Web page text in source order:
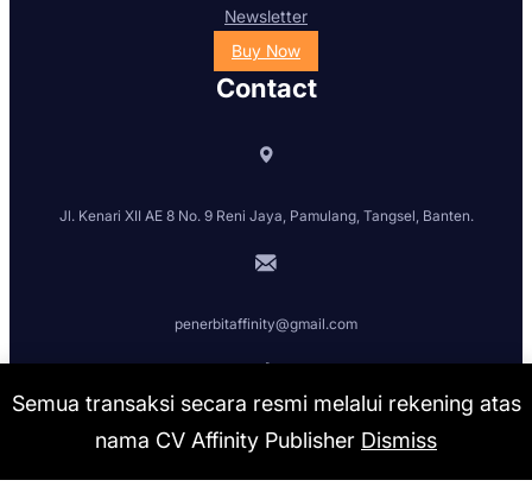
Semua transaksi secara resmi melalui rekening atas
nama CV Affinity Publisher Dismiss
Newsletter
Buy Now
Contact
Jl. Kenari XII AE 8 No. 9 Reni Jaya, Pamulang, Tangsel, Banten.
penerbitaffinity@gmail.com
+62 85174468559 (CS-1)